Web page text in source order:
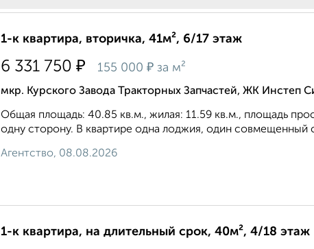
1-к квартира, вторичка, 41м², 6/17 этаж
6 331 750 ₽ 155 000 ₽ за м²
мкр. Курского Завода Тракторных Запчастей, ЖК Инстеп
Общая площадь: 40.85 кв.м., жилая: 11.59 кв.м., площадь
одну сторону. В квартире одна лоджия, один совмещенный
Агентство, 08.08.2026
1-к квартира, на длительный срок, 40м², 4/18 этаж